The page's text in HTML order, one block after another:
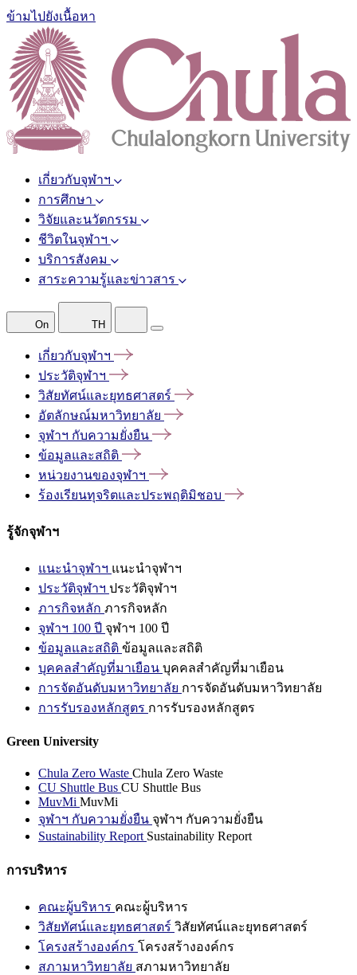
ข้ามไปยังเนื้อหา
เกี่ยวกับจุฬาฯ
การศึกษา
วิจัยและนวัตกรรม
ชีวิตในจุฬาฯ
บริการสังคม
สาระความรู้และข่าวสาร
On TH
เกี่ยวกับจุฬาฯ
ประวัติจุฬาฯ
วิสัยทัศน์และยุทธศาสตร์
อัตลักษณ์มหาวิทยาลัย
จุฬาฯ กับความยั่งยืน
ข้อมูลและสถิติ
หน่วยงานของจุฬาฯ
ร้องเรียนทุจริตและประพฤติมิชอบ
รู้จักจุฬาฯ
แนะนำจุฬาฯ แนะนำจุฬาฯ
ประวัติจุฬาฯ ประวัติจุฬาฯ
ภารกิจหลัก ภารกิจหลัก
จุฬาฯ 100 ปี จุฬาฯ 100 ปี
ข้อมูลและสถิติ ข้อมูลและสถิติ
บุคคลสำคัญที่มาเยือน บุคคลสำคัญที่มาเยือน
การจัดอันดับมหาวิทยาลัย การจัดอันดับมหาวิทยาลัย
การรับรองหลักสูตร การรับรองหลักสูตร
Green University
Chula Zero Waste Chula Zero Waste
CU Shuttle Bus CU Shuttle Bus
MuvMi MuvMi
จุฬาฯ กับความยั่งยืน จุฬาฯ กับความยั่งยืน
Sustainability Report Sustainability Report
การบริหาร
คณะผู้บริหาร คณะผู้บริหาร
วิสัยทัศน์และยุทธศาสตร์ วิสัยทัศน์และยุทธศาสตร์
โครงสร้างองค์กร โครงสร้างองค์กร
สภามหาวิทยาลัย สภามหาวิทยาลัย